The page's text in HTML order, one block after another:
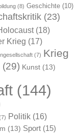
(8) Geschichte (10)
(23)
(18)
Krieg (17)
(7) Krieg
(29) Kunst (13)
(144)
Politik (16)
(13) Sport (15)